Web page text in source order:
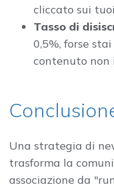
cliccato sui
Tasso di
0,5%, forse
contenuto non
Una strategia di
trasforma la
associazione da